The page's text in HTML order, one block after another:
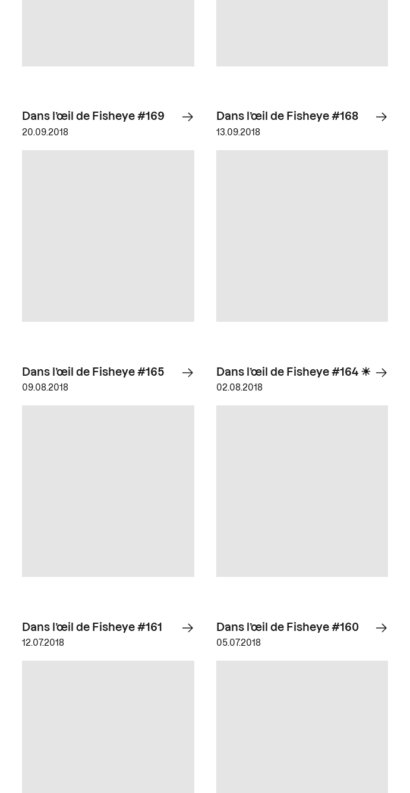
Dans l’œil de Fisheye #169
20.09.2018
Dans l’œil de Fisheye #168
13.09.2018
Dans l’œil de Fisheye #165
09.08.2018
Dans l’œil de Fisheye #164 ☀
02.08.2018
Dans l’œil de Fisheye #161
12.07.2018
Dans l’œil de Fisheye #160
05.07.2018